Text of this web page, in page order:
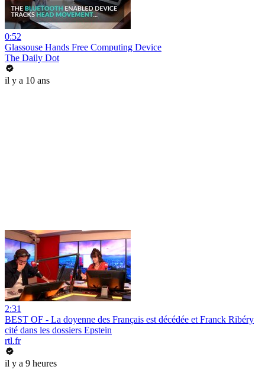
0:52
Glassouse Hands Free Computing Device
The Daily Dot
il y a 10 ans
2:31
BEST OF - La doyenne des Français est décédée et Franck Ribéry
cité dans les dossiers Epstein
rtl.fr
il y a 9 heures